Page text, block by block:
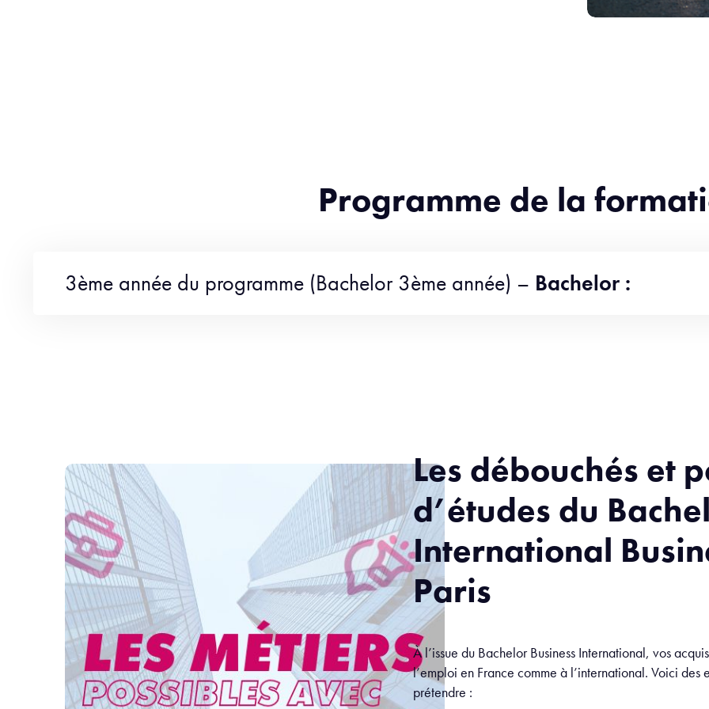
Programme de la
3ème année du programme (Bachelor 3ème année) – Bachelor :
Les débouchés et
d’études du
International
Paris
À l’issue du Bachelor Business International, vos
l’emploi en France comme à l’international. Voici
prétendre :